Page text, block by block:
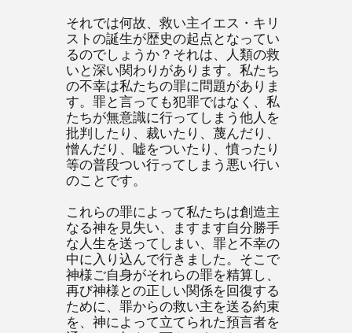
それでは何故、救い主イエス・キリ
ストの誕生が歴史の起点となってい
るのでしょうか？それは、人類の救
いと深い関わりがあります。私たち
の不幸は私たちの罪に問題がありま
す。罪と言っても犯罪ではなく、私
たちが無意識に行ってしまう他人を
批判したり、裁いたり、蔑んだり、
憎んだり、嘘をついたり、憤ったり
等の普段つい行ってしまう悪い行い
のことです。
これらの罪によって私たちは創造主
なる神を見失い、ますます自分勝手
な人生を送ってしまい、罪と不幸の
中に入り込んで行きました。そこで
神様ご自身がそれらの罪を精算し、
再び神様との正しい関係を回復する
ために、罪からの救い主を送る約束
を、神によって立てられた預言者を